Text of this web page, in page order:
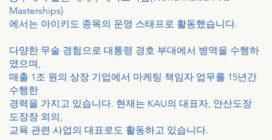
Masterships)
에서는 아이키도 종목의 운영 스태프로 활동했습니다.
다양한 무술 경험으로 대통령 경호 부대에서 병역을 수행하
였으며,
매출 1조 원의 상장 기업에서 마케팅 책임자 업무를 15년간
수행한
경력을 가지고 있습니다. 현재는 KAU의 대표자, 안산도장
도장장 외의,
교육 관련 사업의 대표로도 활동하고 있습니다.